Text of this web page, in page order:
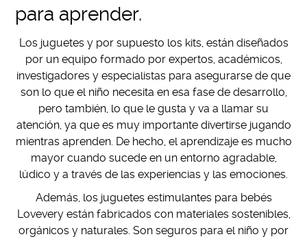
para aprender.
Los juguetes y por supuesto los kits, están diseñados
por un equipo formado por expertos, académicos,
investigadores y especialistas para asegurarse de que
son lo que el niño necesita en esa fase de desarrollo,
pero también, lo que le gusta y va a llamar su
atención, ya que es muy importante divertirse jugando
mientras aprenden. De hecho, el aprendizaje es mucho
mayor cuando sucede en un entorno agradable,
lúdico y a través de las experiencias y las emociones.
Además, los juguetes estimulantes para bebés
Lovevery están fabricados con materiales sostenibles,
orgánicos y naturales. Son seguros para el niño y por